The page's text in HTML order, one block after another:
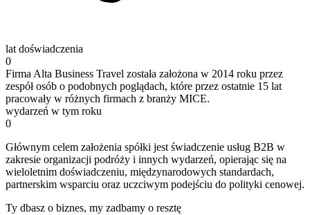
lat doświadczenia
0
Firma Alta Business Travel została założona w 2014 roku przez
zespół osób o podobnych poglądach, które przez ostatnie 15 lat
pracowały w różnych firmach z branży MICE.
wydarzeń w tym roku
0
Głównym celem założenia spółki jest świadczenie usług B2B w
zakresie organizacji podróży i innych wydarzeń, opierając się na
wieloletnim doświadczeniu, międzynarodowych standardach,
partnerskim wsparciu oraz uczciwym podejściu do polityki cenowej.
Ty dbasz o biznes, my zadbamy o resztę